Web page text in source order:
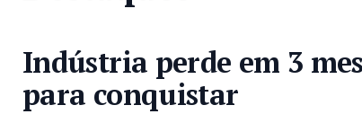
Indústria perde em 3
para conquistar